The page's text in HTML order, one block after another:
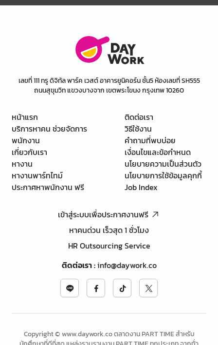
เลขที่ 111 ทรู ดิจิทัล พาร์ค เวสต์ อาคารยูนิคอร์น ชั้น5 ห้องเลขที่ SH555
ถนนสุขุมวิท แขวงบางจาก เขตพระโขนง กรุงเทพ 10260
หน้าแรก
บริการหาคน ช่วยจัดการ
พนักงาน
เกี่ยวกับเรา
หางาน
หางานพาร์ทไทม์
ประกาศหาพนักงาน ฟรี
ติดต่อเรา
วิธีใช้งาน
คำถามที่พบบ่อย
เงื่อนไขและข้อกำหนด
นโยบายความเป็นส่วนตัว
นโยบายการใช้ข้อมูลคุกกี้
Job Index
เข้าสู่ระบบเพื่อประกาศงานฟรี
หาคนด่วน เร็วสุด 1 ชั่วโมง
HR Outsourcing Service
ติดต่อเรา:info@daywork.co
Copyright © www.daywork.co ตลาดงาน PART TIME สำหรับ